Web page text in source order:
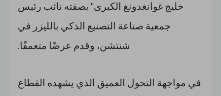
خليج غوانغدونغ الكبرى" بصفته نائب رئيس
جمعية صناعة التصنيع الذكي بالليزر في
شنتشن، وقدم عرضًا متعمقًا.
في مواجهة التحول العميق الذي يشهده القطاع